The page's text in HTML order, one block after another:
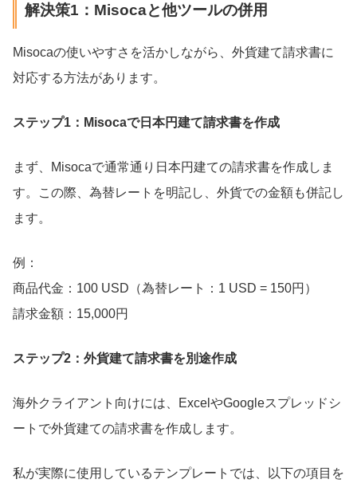
解決策1：Misocaと他ツールの併用
Misocaの使いやすさを活かしながら、外貨建て請求書に
対応する方法があります。
ステップ1：Misocaで日本円建て請求書を作成
まず、Misocaで通常通り日本円建ての請求書を作成しま
す。この際、為替レートを明記し、外貨での金額も併記し
ます。
例：
商品代金：100 USD（為替レート：1 USD = 150円）
請求金額：15,000円
ステップ2：外貨建て請求書を別途作成
海外クライアント向けには、ExcelやGoogleスプレッドシ
ートで外貨建ての請求書を作成します。
私が実際に使用しているテンプレートでは、以下の項目を